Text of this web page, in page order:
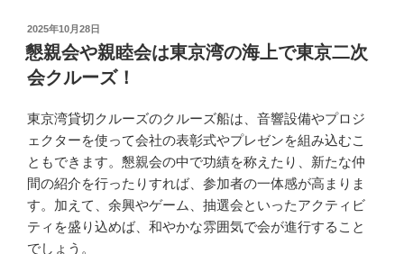
投
稿
日:
2025年10月28日
懇親会や親睦会は東京湾の海上で東京二次
会クルーズ！
東京湾貸切クルーズのクルーズ船は、音響設備やプロジ
ェクターを使って会社の表彰式やプレゼンを組み込むこ
ともできます。懇親会の中で功績を称えたり、新たな仲
間の紹介を行ったりすれば、参加者の一体感が高まりま
す。加えて、余興やゲーム、抽選会といったアクティビ
ティを盛り込めば、和やかな雰囲気で会が進行すること
でしょう。